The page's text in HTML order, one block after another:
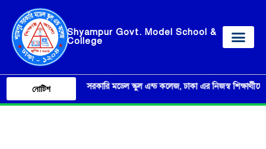
Shyampur Govt. Model School &
College
নোটিশশ্যামপুর সরকারি মডেল স্কুল এন্ড কলেজ, ঢাকা এর নিজস্ব শিক্ষার্থীদের